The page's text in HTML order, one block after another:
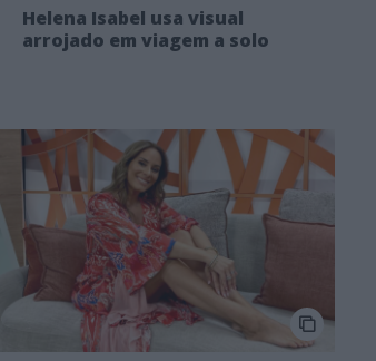
Helena Isabel usa visual
arrojado em viagem a solo